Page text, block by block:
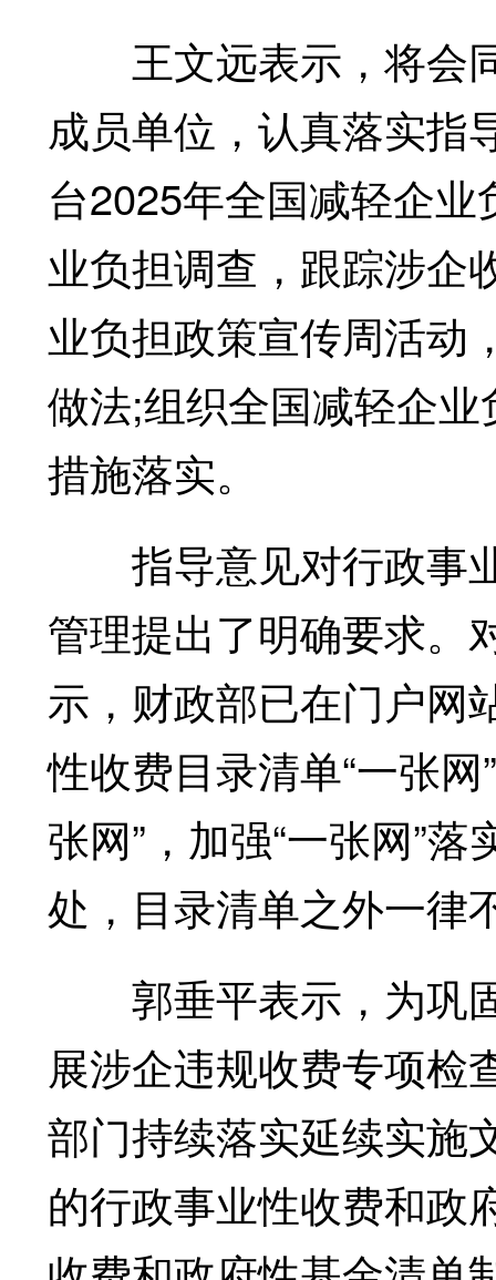
王文远表示，将会
成员单位，认真落实指
台2025年全国减轻企
业负担调查，跟踪涉企
业负担政策宣传周活动
做法;组织全国减轻企
措施落实。
指导意见对行政事
管理提出了明确要求。
示，财政部已在门户网
性收费目录清单“一张
张网”，加强“一张网”
处，目录清单之外一律
郭垂平表示，为巩
展涉企违规收费专项检
部门持续落实延续实施
的行政事业性收费和政